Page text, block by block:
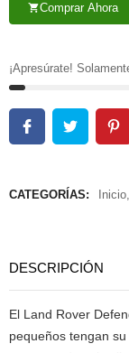
shopping_cartComprar Ahora
¡Apresúrate!
CATEGORÍAS: Inicio
DESCRIPCIÓN
El Land Rover
pequeños tengan